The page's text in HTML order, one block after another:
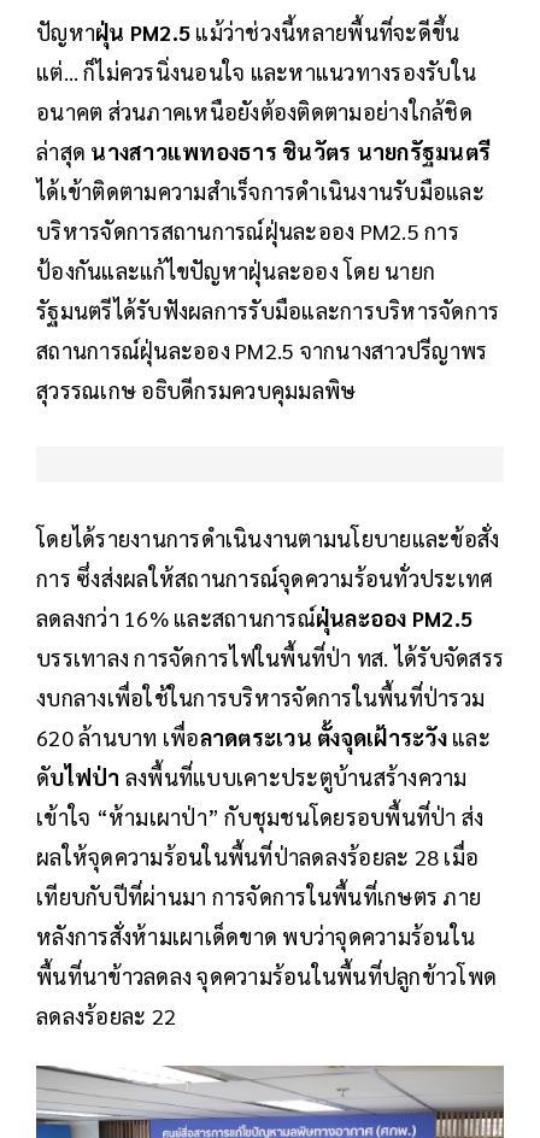
ปัญหาฝุ่น PM2.5 แม้ว่าช่วงนี้หลายพื้นที่จะดีขึ้น
แต่… ก็ไม่ควรนิ่งนอนใจ และหาแนวทางรองรับใน
อนาคต ส่วนภาคเหนือยังต้องติดตามอย่างใกล้ชิด
ล่าสุด นางสาวแพทองธาร ชินวัตร นายกรัฐมนตรี
ได้เข้าติดตามความสำเร็จการดำเนินงานรับมือและ
บริหารจัดการสถานการณ์ฝุ่นละออง PM2.5 การ
ป้องกันและแก้ไขปัญหาฝุ่นละออง โดย นายก
รัฐมนตรีได้รับฟังผลการรับมือและการบริหารจัดการ
สถานการณ์ฝุ่นละออง PM2.5 จากนางสาวปรีญาพร
สุวรรณเกษ อธิบดีกรมควบคุมมลพิษ
โดยได้รายงานการดำเนินงานตามนโยบายและข้อสั่ง
การ ซึ่งส่งผลให้สถานการณ์จุดความร้อนทั่วประเทศ
ลดลงกว่า 16% และสถานการณ์ฝุ่นละออง PM2.5
บรรเทาลง การจัดการไฟในพื้นที่ป่า ทส. ได้รับจัดสรร
งบกลางเพื่อใช้ในการบริหารจัดการในพื้นที่ป่ารวม
620 ล้านบาท เพื่อลาดตระเวน ตั้งจุดเฝ้าระวังและ
ดับไฟป่า ลงพื้นที่แบบเคาะประตูบ้านสร้างความ
เข้าใจ “ห้ามเผาป่า” กับชุมชนโดยรอบพื้นที่ป่า ส่ง
ผลให้จุดความร้อนในพื้นที่ป่าลดลงร้อยละ 28 เมื่อ
เทียบกับปีที่ผ่านมา การจัดการในพื้นที่เกษตร ภาย
หลังการสั่งห้ามเผาเด็ดขาด พบว่าจุดความร้อนใน
พื้นที่นาข้าวลดลง จุดความร้อนในพื้นที่ปลูกข้าวโพด
ลดลงร้อยละ 22